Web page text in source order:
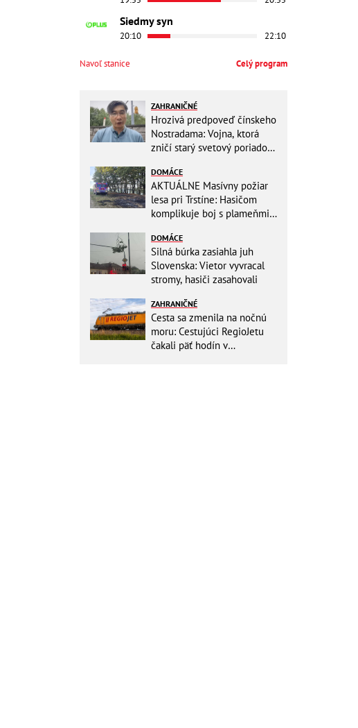
Siedmy syn
20:10 22:10
Navoľ stanice Celý program
ZAHRANIČNÉ
Hrozivá predpoveď čínskeho
Nostradama: Vojna, ktorá
zničí starý svetový poriadok!
DOMÁCE
AKTUÁLNE Masívny požiar
lesa pri Trstíne: Hasičom
komplikuje boj s plameňmi
smeruje vrtuľník
DOMÁCE
Silná búrka zasiahla juh
Slovenska: Vietor vyvracal
stromy, hasiči zasahovali
ZAHRANIČNÉ
Cesta sa zmenila na nočnú
moru: Cestujúci RegioJetu
čakali päť hodín v